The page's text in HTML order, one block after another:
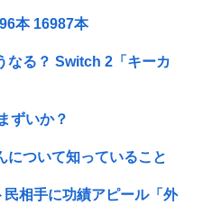
本 16987本
なる？ Switch 2「キーカ
ずいか？
について知っていること
相手に功績アピール「外